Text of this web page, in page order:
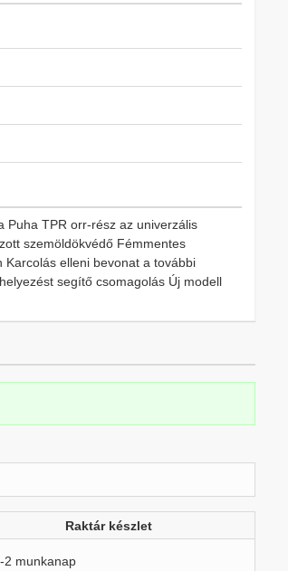
TPR orr-rész az univerzális
szemöldökvédő Fémmentes
elleni bevonat a további
segítő csomagolás Új modell
Raktár készlet
2 munkanap